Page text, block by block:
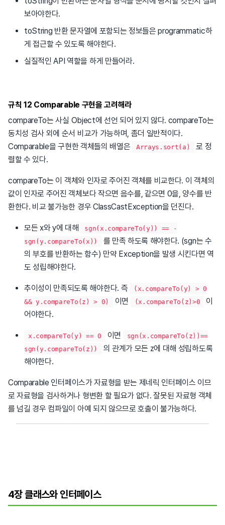
보아야한다.
toString 반환 문자열에 포함되는 정보들은 programmatic하
게 접근할 수 있도록 해야한다.
실질적인 API 역할을 하게 만들어라.
규칙 12 Comparable 구현을 고려해라
compareTo는 사실 Object에 선언 되어 있지 않다. compareTo는
동치성 검사 외에 순서 비교가 가능하며, 좀더 일반적이다.
Comparable을 구현한 객체들의 배열은
Arrays.sort(a)
로 정
렬할 수 있다.
compareTo는 이 객체와 인자로 주어진 객체를 비교한다. 이 객체의
값이 인자로 주어진 객체보다 작으면 음수를, 같으면 0을, 양수를 반
환한다. 비교 불가능한 경우 ClassCastException을 던진다.
모든 x와 y에 대해
sgn(x.compareTo(y)) == -
sgn(y.compareTo(x))
를 만족 하도록 해야한다. (sgn는 수
의 부호를 반환하는 함수) 만약 Exception을 발생 시킨다면 역
도 성립해야한다.
추이성이 만족되도록 해야한다. 즉
(x.compareTo(y) > 0
&& y.compareTo(z) > 0)
이면 (x.compareTo(z)>0
이
어야한다.
x.compareTo(y) == 0 이면
sgn(x.compareTo(z))==
sgn(y.compareTo(z))
의 관계가 모든 z에 대해 성립하도록
해야한다.
Comparable 인터페이스가 자료형을 받는 제네릭 인터페이스 이므
로 자료형을 검사하거나 형변환 할 필요가 없다. 잘못된 자료형 객체
를 넘길 경우 컴파일이 아예 되지 않으므로 호출이 불가능하다.
4장 클래스와 인터페이스